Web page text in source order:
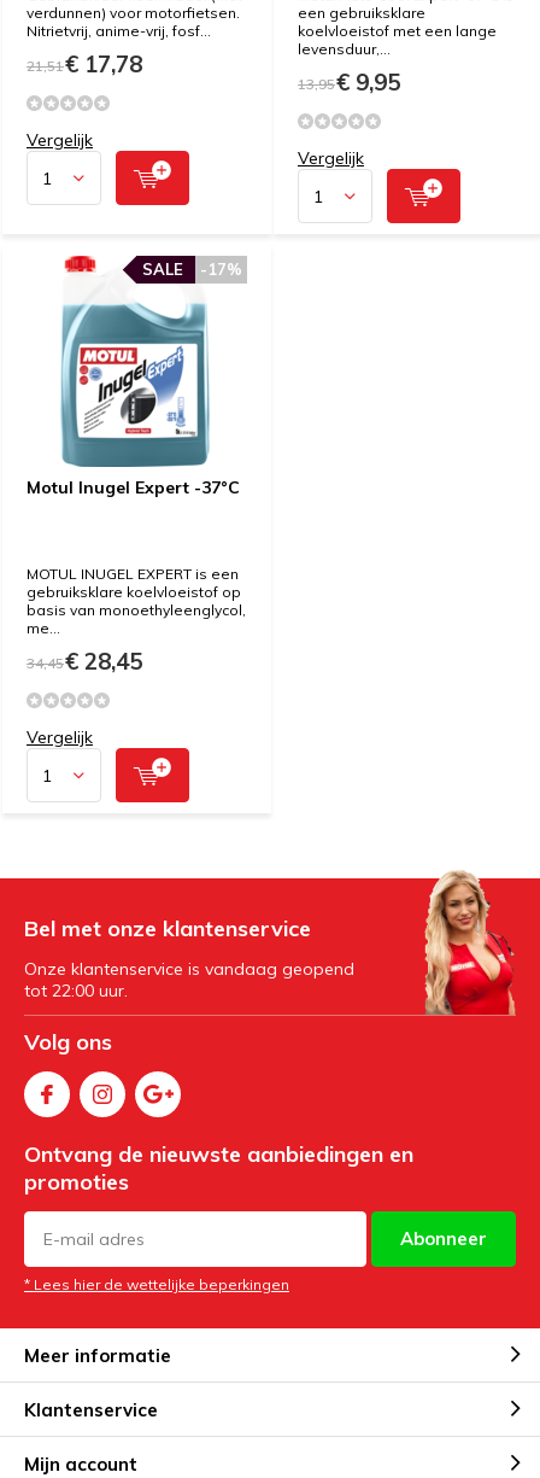
verdunnen) voor motorfietsen.
Nitrietvrij, anime-vrij, fosf...
21,51€ 17,78
Vergelijk
een gebruiksklare
koelvloeistof met een lange
levensduur,...
13,95€ 9,95
Vergelijk
Motul Inugel Expert -37°C
-17%
SALE
MOTUL INUGEL EXPERT is een
gebruiksklare koelvloeistof op
basis van monoethyleenglycol,
me...
34,45€ 28,45
Vergelijk
Bel met onze klantenservice
Onze klantenservice is vandaag geopend
tot 22:00 uur.
Volg ons
Ontvang de nieuwste aanbiedingen en
promoties
Abonneer
* Lees hier de wettelijke beperkingen
Meer informatie
Klantenservice
Mijn account